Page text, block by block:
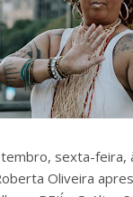
sexta-feira,
Oliveira